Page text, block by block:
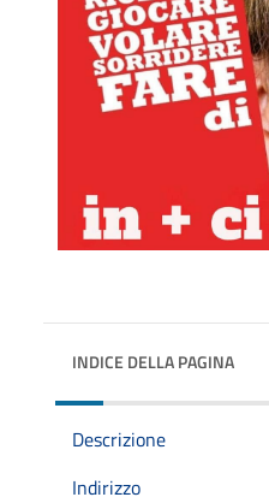
INDICE DELLA PAGINA
Descrizione
Indirizzo